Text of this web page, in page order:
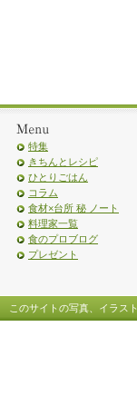
特集
きちんとレシピ
ひとりごはん
コラム
食材×台所 秘 ノート
料理家一覧
食のプロブログ
プレゼント
このサイトの写真、イラス